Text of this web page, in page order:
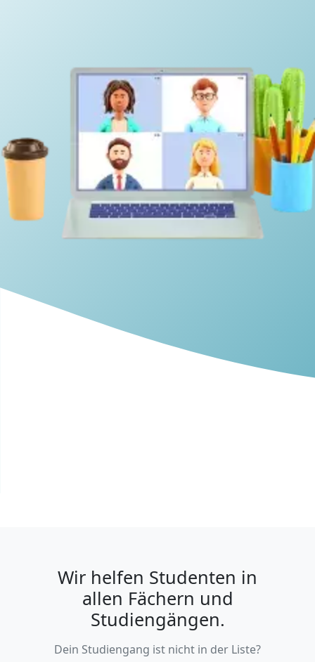
Wir helfen Studenten in
allen Fächern und
Studiengängen.
Dein Studiengang ist nicht in der Liste?